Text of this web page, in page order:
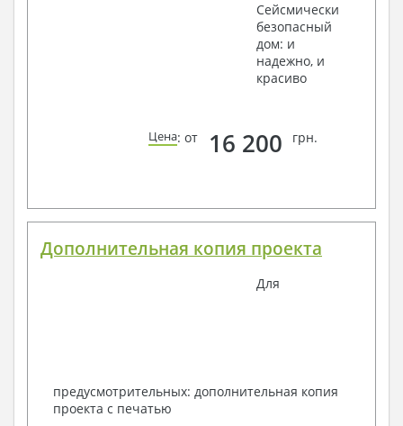
Сейсмически
безопасный
дом: и
надежно, и
красиво
Цена: от 16 200 грн.
Дополнительная копия проекта
Для
предусмотрительных: дополнительная копия
проекта с печатью